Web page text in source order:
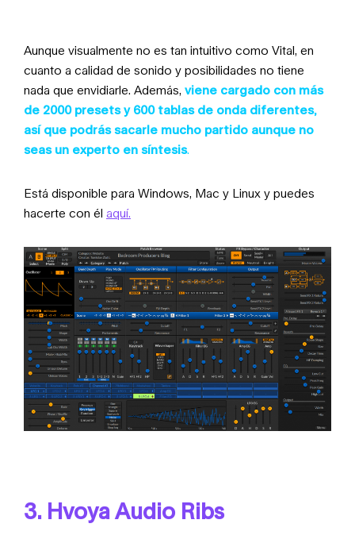
Aunque visualmente no es tan intuitivo como Vital, en
cuanto a calidad de sonido y posibilidades no tiene
nada que envidiarle. Además, viene cargado con más
de 2000 presets y 600 tablas de onda diferentes,
así que podrás sacarle mucho partido aunque no
seas un experto en síntesis.
Está disponible para Windows, Mac y Linux y puedes
hacerte con él aquí.
3. Hvoya Audio Ribs